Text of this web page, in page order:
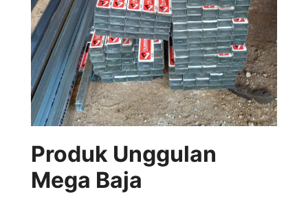
Produk Unggulan
Mega Baja